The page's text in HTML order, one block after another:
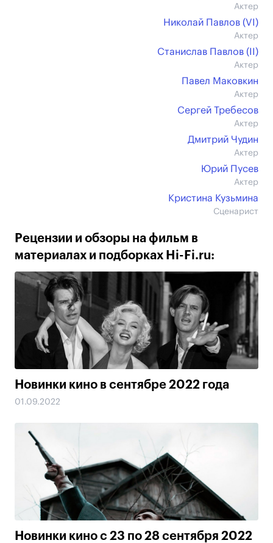
Актер
Николай Павлов (VI)
Актер
Станислав Павлов (II)
Актер
Павел Маковкин
Актер
Сергей Требесов
Актер
Дмитрий Чудин
Актер
Юрий Пусев
Актер
Кристина Кузьмина
Сценарист
Рецензии и обзоры на фильм в
материалах и подборках Hi-Fi.ru:
Новинки кино в сентябре 2022 года
01.09.2022
Новинки кино с 23 по 28 сентября 2022